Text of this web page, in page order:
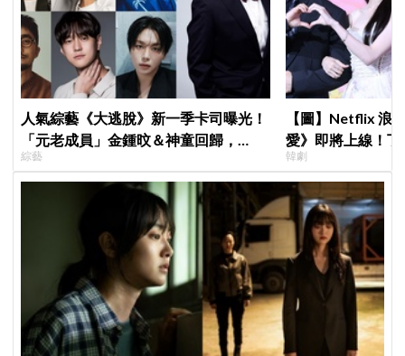
人氣綜藝《大逃脫》新一季卡司曝光！
「元老成員」金鍾旼＆神童回歸，
SEVENTEEN 勝寛驚喜加盟，姜鎬童缺
席成最大焦點
綜藝
【圖】Netflix 浪
愛》即將上線！
製作發表會，甜
韓劇